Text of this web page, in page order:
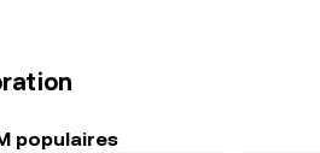
populaires